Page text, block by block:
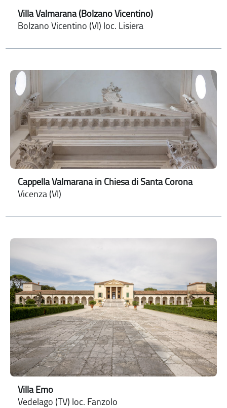
Villa Valmarana (Bolzano Vicentino)
Bolzano Vicentino (VI) loc. Lisiera
Cappella Valmarana in Chiesa di Santa Corona
Vicenza (VI)
Villa Emo
Vedelago (TV) loc. Fanzolo